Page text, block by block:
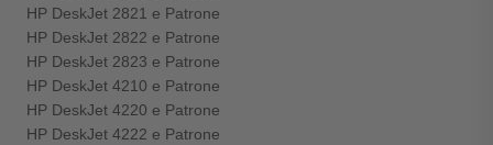
HP DeskJet 2821 e Patrone
HP DeskJet 2822 e Patrone
HP DeskJet 2823 e Patrone
HP DeskJet 4210 e Patrone
HP DeskJet 4220 e Patrone
HP DeskJet 4222 e Patrone